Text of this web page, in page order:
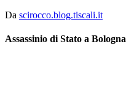
Da scirocco.blog.tiscali.it
Assassinio di Stato a Bologna